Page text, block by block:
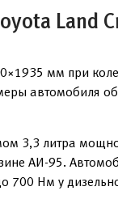
Land
мм при
автомобиля
3,3 литра
АИ-95.
700 Нм у